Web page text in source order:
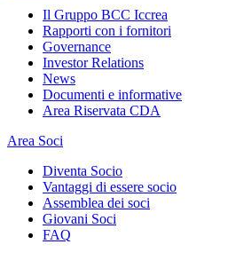
Il Gruppo BCC Iccrea
Rapporti con i fornitori
Governance
Investor Relations
News
Documenti e informative
Area Riservata CDA
Area Soci
Diventa Socio
Vantaggi di essere socio
Assemblea dei soci
Giovani Soci
FAQ